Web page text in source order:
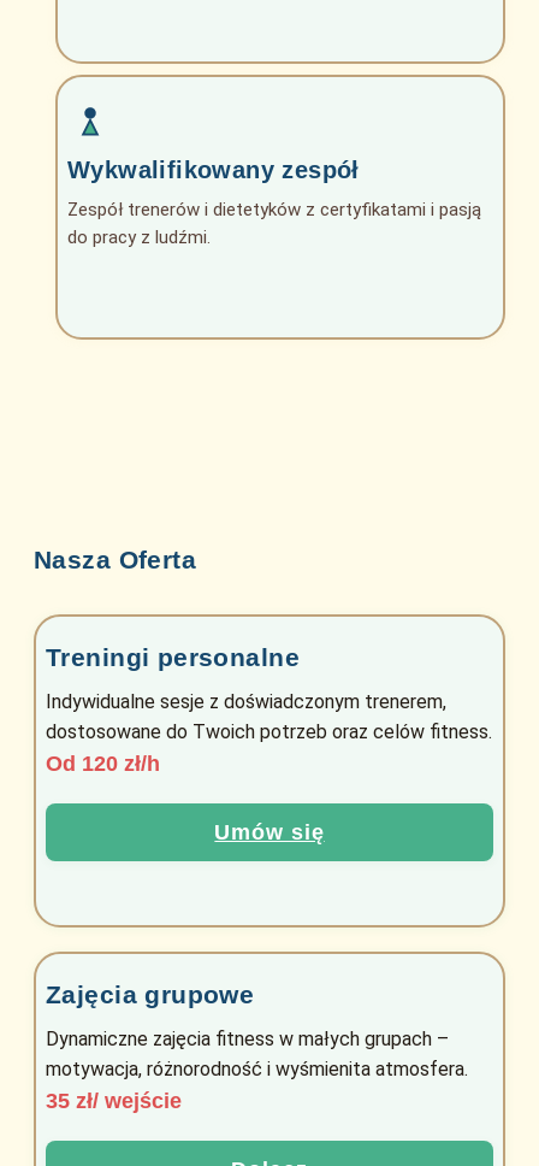
Wykwalifikowany zespół
Zespół trenerów i dietetyków z certyfikatami i pasją
do pracy z ludźmi.
Nasza Oferta
Treningi personalne
Indywidualne sesje z doświadczonym trenerem,
dostosowane do Twoich potrzeb oraz celów fitness.
Od 120 zł/h
Umów się
Zajęcia grupowe
Dynamiczne zajęcia fitness w małych grupach –
motywacja, różnorodność i wyśmienita atmosfera.
35 zł/ wejście